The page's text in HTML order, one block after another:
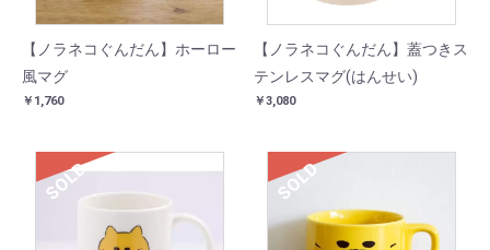
【ノラネコぐんだん】ホーロー
風マグ
￥1,760
【ノラネコぐんだん】蓋つきス
テンレスマグ(はんせい)
￥3,080
SOLD SOLD